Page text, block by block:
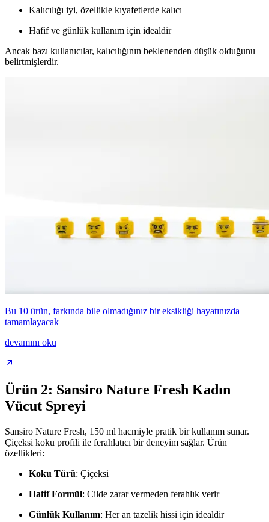
Kalıcılığı iyi, özellikle kıyafetlerde kalıcı
Hafif ve günlük kullanım için idealdir
Ancak bazı kullanıcılar, kalıcılığının beklenenden düşük olduğunu
belirtmişlerdir.
Bu 10 ürün, farkında bile olmadığınız bir eksikliği hayatınızda
tamamlayacak
devamını oku
Ürün 2: Sansiro Nature Fresh Kadın
Vücut Spreyi
Sansiro Nature Fresh, 150 ml hacmiyle pratik bir kullanım sunar.
Çiçeksi koku profili ile ferahlatıcı bir deneyim sağlar. Ürün
özellikleri:
Koku Türü: Çiçeksi
Hafif Formül: Cilde zarar vermeden ferahlık verir
Günlük Kullanım: Her an tazelik hissi için idealdir